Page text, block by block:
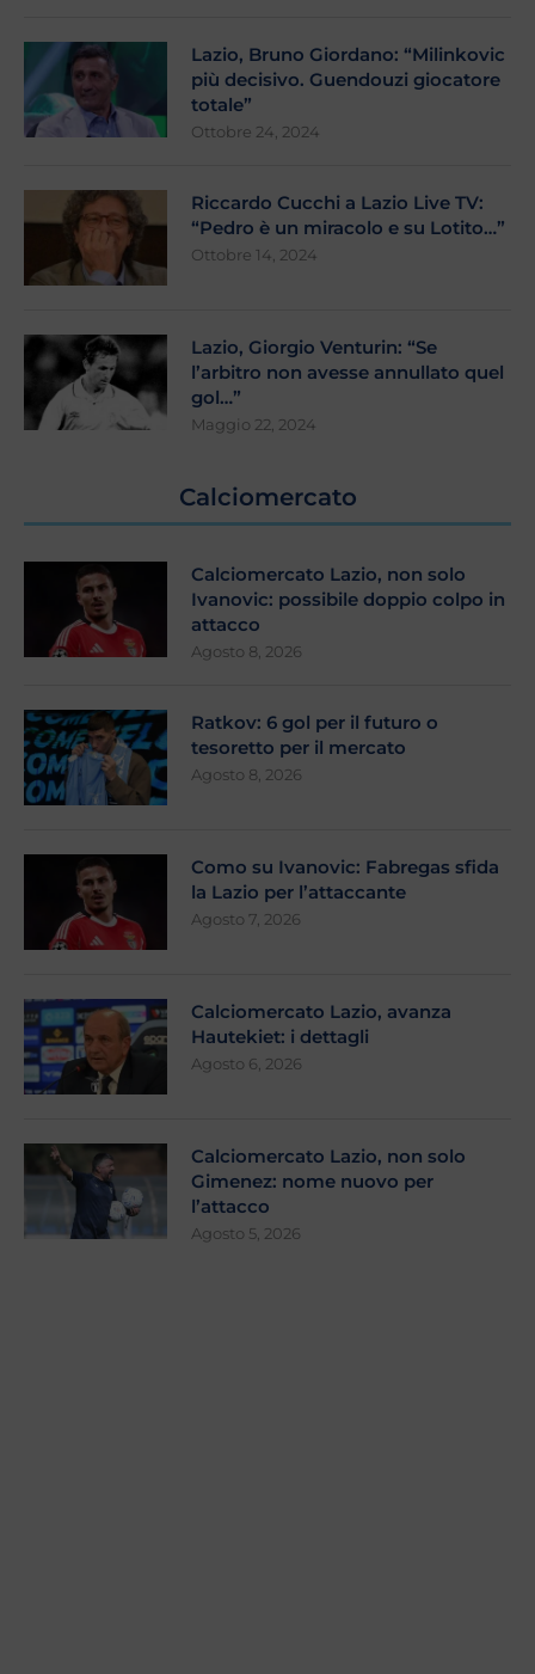
Lazio, Bruno Giordano: “Milinkovic
più decisivo. Guendouzi giocatore
totale”
Ottobre 24, 2024
Riccardo Cucchi a Lazio Live TV:
“Pedro è un miracolo e su Lotito…”
Ottobre 14, 2024
Lazio, Giorgio Venturin: “Se
l’arbitro non avesse annullato quel
gol…”
Maggio 22, 2024
Calciomercato
Calciomercato Lazio, non solo
Ivanovic: possibile doppio colpo in
attacco
Agosto 8, 2026
Ratkov: 6 gol per il futuro o
tesoretto per il mercato
Agosto 8, 2026
Como su Ivanovic: Fabregas sfida
la Lazio per l’attaccante
Agosto 7, 2026
Calciomercato Lazio, avanza
Hautekiet: i dettagli
Agosto 6, 2026
Calciomercato Lazio, non solo
Gimenez: nome nuovo per
l’attacco
Agosto 5, 2026